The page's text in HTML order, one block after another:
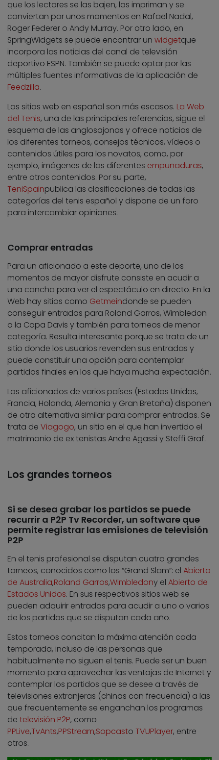
que los lectores se las bajen, las impriman y se
conviertan por unos momentos en Rafael Nadal,
Roger Federer o Andy Murray. Por otro lado, en
SpringWidgets se puede encontrar un widgetque
incorpora las noticias del canal de televisión
deportivo ESPN. También se puede optar por las
múltiples fuentes informativas de la aplicación de
Feedzilla.
Los sitios web en español son más escasos. La Web
del Tenis, una de las principales referencias, sigue el
esquema de las anglosajonas y ofrece noticias de
los diferentes torneos, consejos técnicos, vídeos o
contenidos útiles para los novatos, como, por
ejemplo, imágenes de las diferentes empuñaduras,
entre otros contenidos. Por su parte,
TeniSpainpublica las clasificaciones de todas las
categorías del tenis español y dispone de un foro
para intercambiar opiniones.
Comprar entradas
Para un aficionado a este deporte, uno de los
momentos de mayor disfrute consiste en acudir a
una cancha para ver el espectáculo en directo. En la
Web hay sitios como Getmeindonde se pueden
conseguir entradas para Roland Garros, Wimbledon
o la Copa Davis y también para torneos de menor
categoría. Resulta interesante porque se trata de un
sitio donde los usuarios revenden sus entradas y
puede constituir una opción para contemplar
partidos finales en los que haya mucha expectación.
Los aficionados de varios países (Estados Unidos,
Francia, Holanda, Alemania y Gran Bretaña) disponen
de otra alternativa similar para comprar entradas. Se
trata de Viagogo, un sitio en el que han invertido el
matrimonio de ex tenistas Andre Agassi y Steffi Graf.
Los grandes torneos
Si se desea grabar los partidos se puede
recurrir a P2P Tv Recorder, un software que
permite registrar las emisiones de televisión
P2P
En el tenis profesional se disputan cuatro grandes
torneos, conocidos como los “Grand Slam”: el Abierto
de Australia,Roland Garros,Wimbledony el Abierto de
Estados Unidos. En sus respectivos sitios web se
pueden adquirir entradas para acudir a uno o varios
de los partidos que se disputan cada año.
Estos torneos concitan la máxima atención cada
temporada, incluso de las personas que
habitualmente no siguen el tenis. Puede ser un buen
momento para aprovechar las ventajas de Internet y
contemplar los partidos que se desee a través de
televisiones extranjeras (chinas con frecuencia) a las
que frecuentemente se enganchan los programas
de televisión P2P, como
PPLive,TvAnts,PPStream,Sopcasto TVUPlayer, entre
otros.